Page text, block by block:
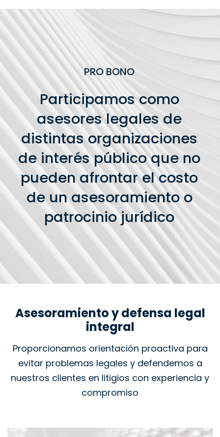
PRO BONO
Participamos como
asesores legales de
distintas organizaciones
de interés público que no
pueden afrontar el costo
de un asesoramiento o
patrocinio jurídico
Asesoramiento y defensa legal
integral
Proporcionamos orientación proactiva para
evitar problemas legales y defendemos a
nuestros clientes en litigios con experiencia y
compromiso